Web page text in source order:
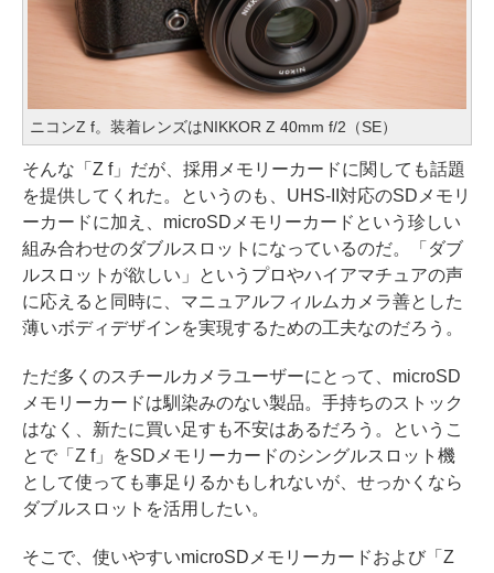
ニコンZ f。装着レンズはNIKKOR Z 40mm f/2（SE）
そんな「Z f」だが、採用メモリーカードに関しても話題
を提供してくれた。というのも、UHS-II対応のSDメモリ
ーカードに加え、microSDメモリーカードという珍しい
組み合わせのダブルスロットになっているのだ。「ダブ
ルスロットが欲しい」というプロやハイアマチュアの声
に応えると同時に、マニュアルフィルムカメラ善とした
薄いボディデザインを実現するための工夫なのだろう。
ただ多くのスチールカメラユーザーにとって、microSD
メモリーカードは馴染みのない製品。手持ちのストック
はなく、新たに買い足すも不安はあるだろう。というこ
とで「Z f」をSDメモリーカードのシングルスロット機
として使っても事足りるかもしれないが、せっかくなら
ダブルスロットを活用したい。
そこで、使いやすいmicroSDメモリーカードおよび「Z